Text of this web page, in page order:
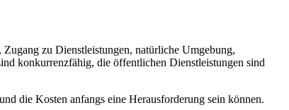
zu Dienstleistungen, natürliche Umgebung,
konkurrenzfähig, die öffentlichen Dienstleistungen sind
die Kosten anfangs eine Herausforderung sein können.